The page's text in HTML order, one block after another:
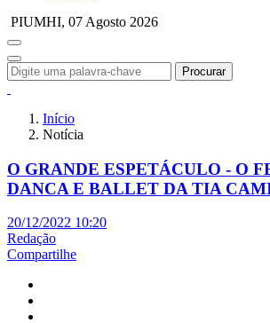
PIUMHI, 07 Agosto 2026
Procurar
Início
Notícia
O GRANDE ESPETÁCULO - O
DANCA E BALLET DA TIA
20/12/2022 10:20
Redação
Compartilhe